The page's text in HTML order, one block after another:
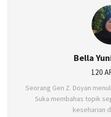
Bella
120
Seorang Gen Z. Doyan
Suka membahas topik
keseharian